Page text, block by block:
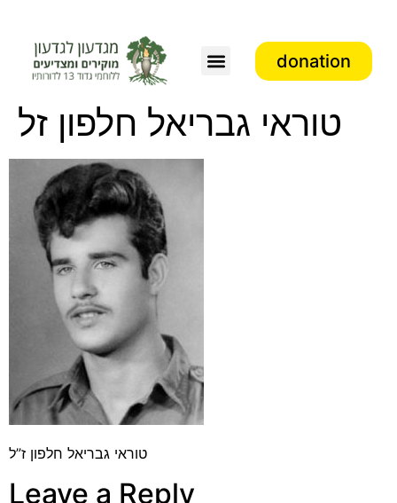
donation
טוראי גבריאל חלפון זל
טוראי גבריאל חלפון ז”ל
Leave a Reply